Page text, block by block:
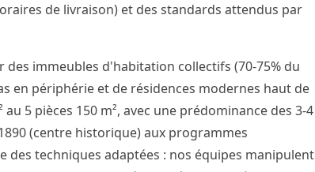
de livraison) et des standards attendus par
immeubles d'habitation collectifs (70-75% du
en périphérie et de résidences modernes haut de
5 pièces 150 m², avec une prédominance des 3-4
(centre historique) aux programmes
des techniques adaptées : nos équipes manipulent